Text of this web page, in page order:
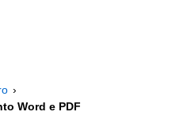
Word e PDF